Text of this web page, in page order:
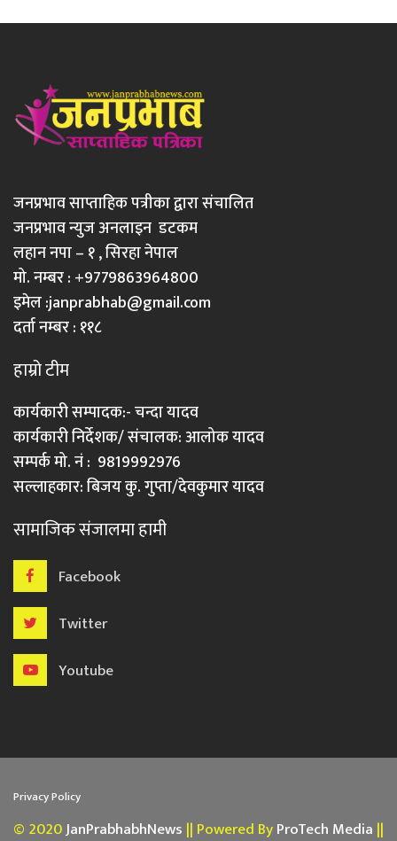
जनप्रभाव साप्ताहिक पत्रीका द्वारा संचालित
जनप्रभाव न्युज अनलाइन डटकम
लहान नपा – १ , सिरहा नेपाल
मो. नम्बर : +9779863964800
इमेल :janprabhab@gmail.com
दर्ता नम्बर : ११८
हाम्रो टीम
कार्यकारी सम्पादक:- चन्दा यादव
कार्यकारी निर्देशक/ संचालक: आलोक यादव
सम्पर्क मो. नं : 9819992976
सल्लाहकार: बिजय कु. गुप्ता/देवकुमार यादव
सामाजिक संजालमा हामी
Facebook
Twitter
Youtube
Privacy Policy
© 2020JanPrabhabhNews || Powered ByProTech Media ||